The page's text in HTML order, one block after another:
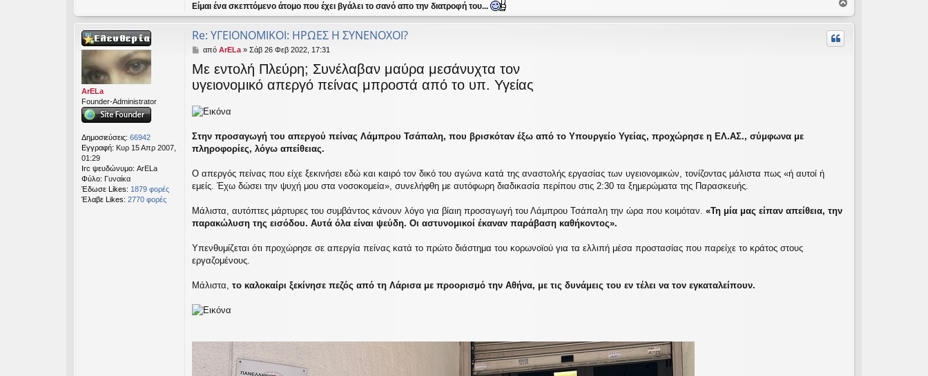
Είμαι ένα σκεπτόμενο άτομο που έχει βγάλει το σανό απο την διατροφή του...
ο
ρ
ArELa
Founder-Administrator
Δημοσιεύσεις: 66942
Εγγραφή: Κυρ 15 Απρ 2007,
01:29
Irc ψευδώνυμο: ArELa
Φύλο: Γυναίκα
Έδωσε Likes: 1879 φορές
Έλαβε Likes: 2770 φορές
Re: ΥΓΕΙΟΝΟΜΙΚΟΙ: ΗΡΩΕΣ Η ΣΥΝΕΝΟΧΟΙ?
Δ
μ
ο
σ
ε
από ArELa» Σάβ 26 Φεβ 2022, 17:31
Με εντολή Πλεύρη; Συνέλαβαν μαύρα μεσάνυχτα τον
υγειονομικό απεργό πείνας μπροστά από το υπ. Υγείας
Στην προσαγωγή του απεργού πείνας Λάμπρου Τσάπαλη, που βρισκόταν έξω από το Υπουργείο Υγείας, προχώρησε η ΕΛ.ΑΣ., σύμφωνα με
πληροφορίες, λόγω απείθειας.
Ο απεργός πείνας που είχε ξεκινήσει εδώ και καιρό τον δικό του αγώνα κατά της αναστολής εργασίας των υγειονομικών, τονίζοντας μάλιστα πως «ή αυτοί ή
εμείς. Έχω δώσει την ψυχή μου στα νοσοκομεία», συνελήφθη με αυτόφωρη διαδικασία περίπου στις 2:30 τα ξημερώματα της Παρασκευής.
Μάλιστα, αυτόπτες μάρτυρες του συμβάντος κάνουν λόγο για βίαιη προσαγωγή του Λάμπρου Τσάπαλη την ώρα που κοιμόταν. «Τη μία μας είπαν απείθεια, την
παρακώλυση της εισόδου. Αυτά όλα είναι ψεύδη. Οι αστυνομικοί έκαναν παράβαση καθήκοντος».
Υπενθυμίζεται ότι προχώρησε σε απεργία πείνας κατά το πρώτο διάστημα του κορωνοϊού για τα ελλιπή μέσα προστασίας που παρείχε το κράτος στους
εργαζομένους.
Μάλιστα, το καλοκαίρι ξεκίνησε πεζός από τη Λάρισα με προορισμό την Αθήνα, με τις δυνάμεις του εν τέλει να τον εγκαταλείπουν.